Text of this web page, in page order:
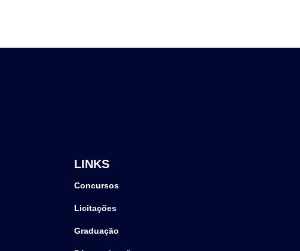
LINKS
Concursos
Licitações
Graduação